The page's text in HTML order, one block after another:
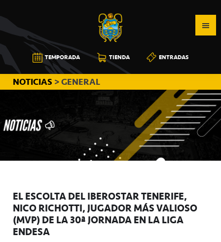
a
la
navegación
principal
al
contenido
principal
a
la
barra
lateral
principal
CB
CANARIAS
TEMPORADA TIENDA ENTRADAS
NOTICIAS > GENERAL
EL ESCOLTA DEL IBEROSTAR TENERIFE,
NICO RICHOTTI, JUGADOR MÁS VALIOSO
(MVP) DE LA 30ª JORNADA EN LA LIGA
ENDESA